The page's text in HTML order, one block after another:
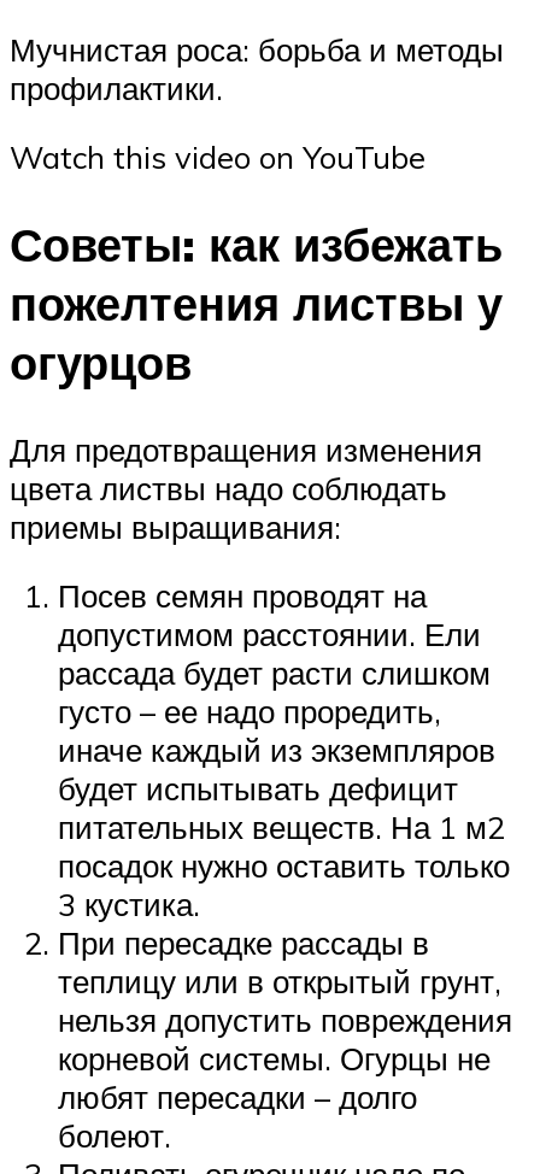
Мучнистая роса: борьба и методы
профилактики.
Watch this video on YouTube
Советы: как избежать
пожелтения листвы у
огурцов
Для предотвращения изменения
цвета листвы надо соблюдать
приемы выращивания:
Посев семян проводят на
допустимом расстоянии. Ели
рассада будет расти слишком
густо – ее надо проредить,
иначе каждый из экземпляров
будет испытывать дефицит
питательных веществ. На 1 м2
посадок нужно оставить только
3 кустика.
При пересадке рассады в
теплицу или в открытый грунт,
нельзя допустить повреждения
корневой системы. Огурцы не
любят пересадки – долго
болеют.